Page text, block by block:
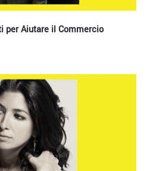
per Aiutare il Commercio